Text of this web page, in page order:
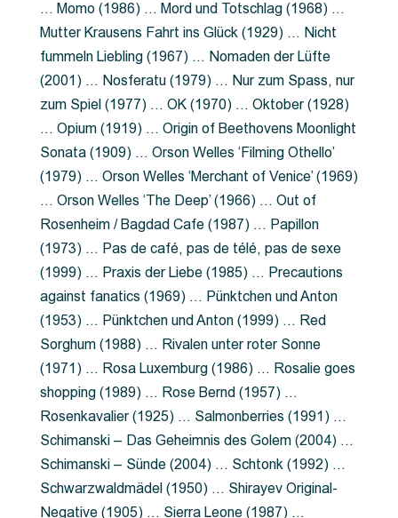
… Momo (1986) … Mord und Totschlag (1968) …
Mutter Krausens Fahrt ins Glück (1929) … Nicht
fummeln Liebling (1967) … Nomaden der Lüfte
(2001) … Nosferatu (1979) … Nur zum Spass, nur
zum Spiel (1977) … OK (1970) … Oktober (1928)
… Opium (1919) … Origin of Beethovens Moonlight
Sonata (1909) … Orson Welles ‘Filming Othello’
(1979) … Orson Welles ‘Merchant of Venice’ (1969)
… Orson Welles ‘The Deep’ (1966) … Out of
Rosenheim / Bagdad Cafe (1987) … Papillon
(1973) … Pas de café, pas de télé, pas de sexe
(1999) … Praxis der Liebe (1985) … Precautions
against fanatics (1969) … Pünktchen und Anton
(1953) … Pünktchen und Anton (1999) … Red
Sorghum (1988) … Rivalen unter roter Sonne
(1971) … Rosa Luxemburg (1986) … Rosalie goes
shopping (1989) … Rose Bernd (1957) …
Rosenkavalier (1925) … Salmonberries (1991) …
Schimanski – Das Geheimnis des Golem (2004) …
Schimanski – Sünde (2004) … Schtonk (1992) …
Schwarzwaldmädel (1950) … Shirayev Original-
Negative (1905) … Sierra Leone (1987) …